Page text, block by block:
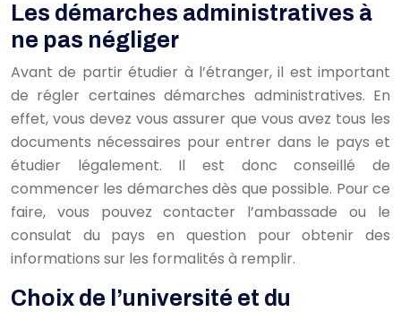
Les démarches administratives à
ne pas négliger
Avant de partir étudier à l’étranger, il est important
de régler certaines démarches administratives. En
effet, vous devez vous assurer que vous avez tous les
documents nécessaires pour entrer dans le pays et
étudier légalement. Il est donc conseillé de
commencer les démarches dès que possible. Pour ce
faire, vous pouvez contacter l’ambassade ou le
consulat du pays en question pour obtenir des
informations sur les formalités à remplir.
Choix de l’université et du